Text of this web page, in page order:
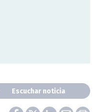
Escuchar noticia